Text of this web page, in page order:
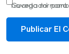
Guarda mi nombre, correo